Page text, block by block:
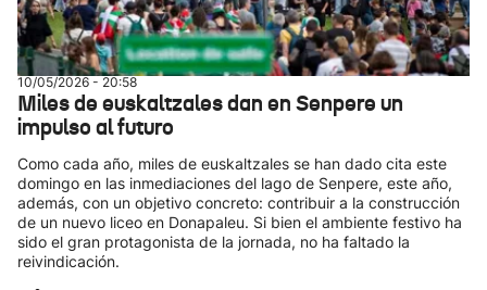
10/05/2026 - 20:58
Miles de euskaltzales dan en Senpere un
impulso al futuro
Como cada año, miles de euskaltzales se han dado cita este
domingo en las inmediaciones del lago de Senpere, este año,
además, con un objetivo concreto: contribuir a la construcción
de un nuevo liceo en Donapaleu. Si bien el ambiente festivo ha
sido el gran protagonista de la jornada, no ha faltado la
reivindicación.